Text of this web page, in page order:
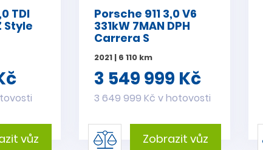
TDI
Style
vůz
Porsche 911 3,0 V6
331kW 7MAN DPH
Carrera S
2021 | 6 110 km
3 549 999 Kč
3 649 999 Kč v hotovosti
Zobrazit vůz